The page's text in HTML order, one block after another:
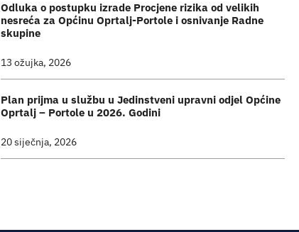
Odluka o postupku izrade Procjene rizika od velikih
nesreća za Općinu Oprtalj-Portole i osnivanje Radne
skupine
13 ožujka, 2026
Plan prijma u službu u Jedinstveni upravni odjel Općine
Oprtalj – Portole u 2026. Godini
20 siječnja, 2026